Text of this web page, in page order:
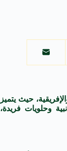
حيث يتميز
وحلويات فريدة،